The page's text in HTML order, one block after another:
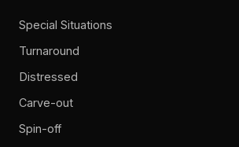
Special Situations
Turnaround
Distressed
Carve-out
Spin-off